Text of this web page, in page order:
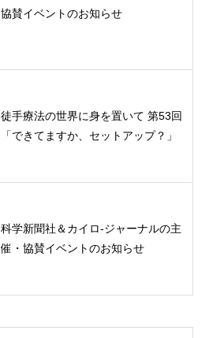
協賛イベントのお知らせ
徒手療法の世界に身を置いて 第53回
「できてますか、セットアップ？」
科学新聞社＆カイロ-ジャーナルの主
催・協賛イベントのお知らせ